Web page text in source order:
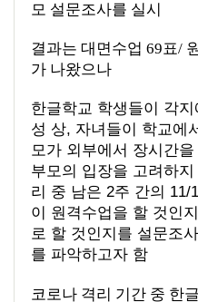
모 설문조사를 실시
결과는 대면수업 69표/
가 나왔으나
한글학교 학생들이 각지
성 상, 자녀들이 학교에
모가 외부에서 장시간을
부모의 입장을 고려하지
리 중 남은 2주 간의 11/
이
원격수업을 할 것인지
로 할 것인지를 설문조
를 파악하고자 함
코로나 격리 기간 중 한